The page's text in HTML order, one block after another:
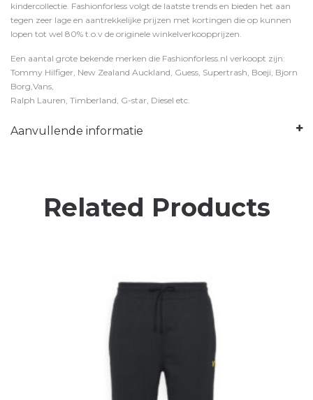
kindercollectie. Fashionforless volgt de laatste trends en bieden het aan
tegen zeer lage en aantrekkelijke prijzen met kortingen die op kunnen
lopen tot wel 80% t.o.v de originele winkelverkoopprijzen.
Een aantal grote bekende merken die Fashionforless.nl verkoopt zijn:
Tommy Hilfiger, New Zealand Auckland, Guess, Supertrash, Boeji, Bjorn
Borg,Vans,
Ralph Lauren, Timberland, G-star, Diesel etc.
Aanvullende informatie
Related Products